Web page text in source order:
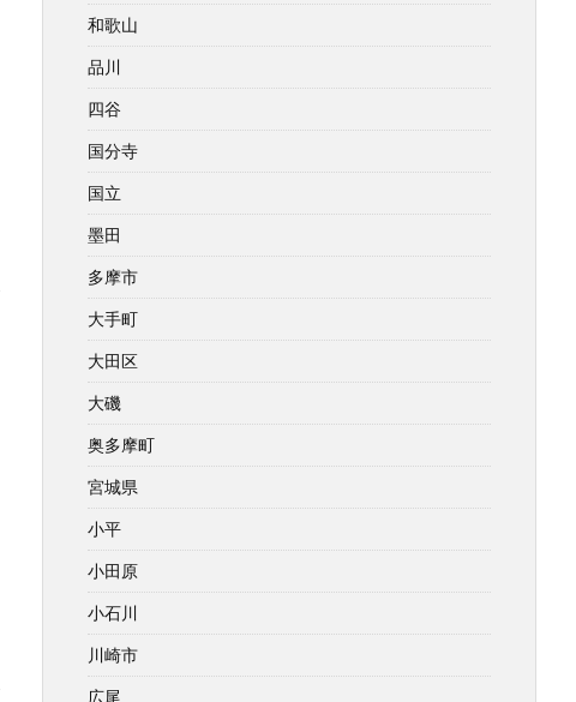
和歌山
品川
四谷
国分寺
国立
墨田
多摩市
大手町
大田区
大磯
奥多摩町
宮城県
小平
小田原
小石川
川崎市
広尾